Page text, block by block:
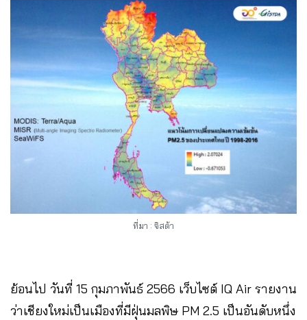
ที่มา : จิสด้า
ย้อนไป วันที่ 15 กุมภาพันธ์ 2566 เว็บไซต์ IQ Air รายงาน
ว่าเชียงใหม่เป็นเมืองที่มีฝุ่นมลพิษ PM 2.5 เป็นอันดับหนึ่ง